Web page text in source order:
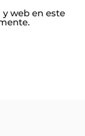
web en este